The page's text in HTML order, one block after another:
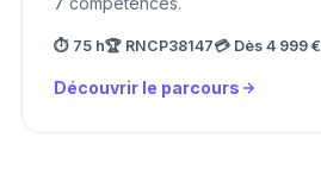
⏱ 75 h🏆 RNCP38147💳 Dès 4 999 €
Découvrir le parcours